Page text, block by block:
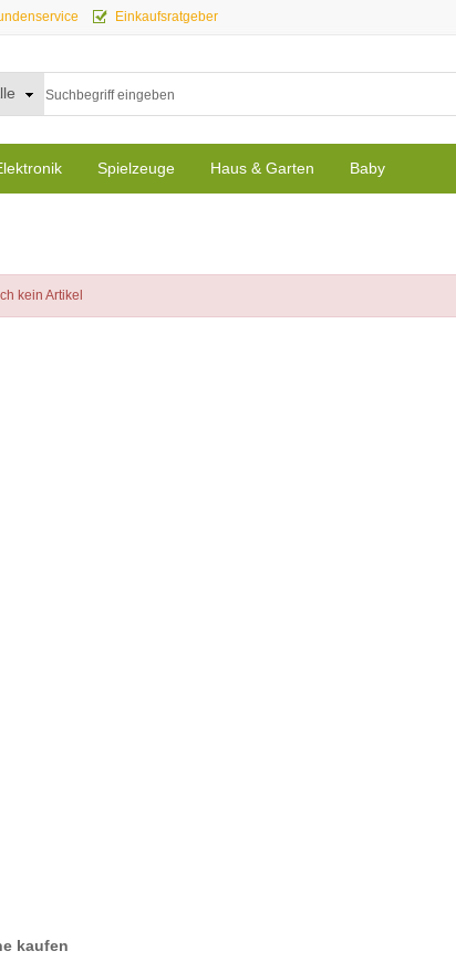
Einkaufsratgeber
Spielzeuge Haus & Garten Baby
kein Artikel
kaufen